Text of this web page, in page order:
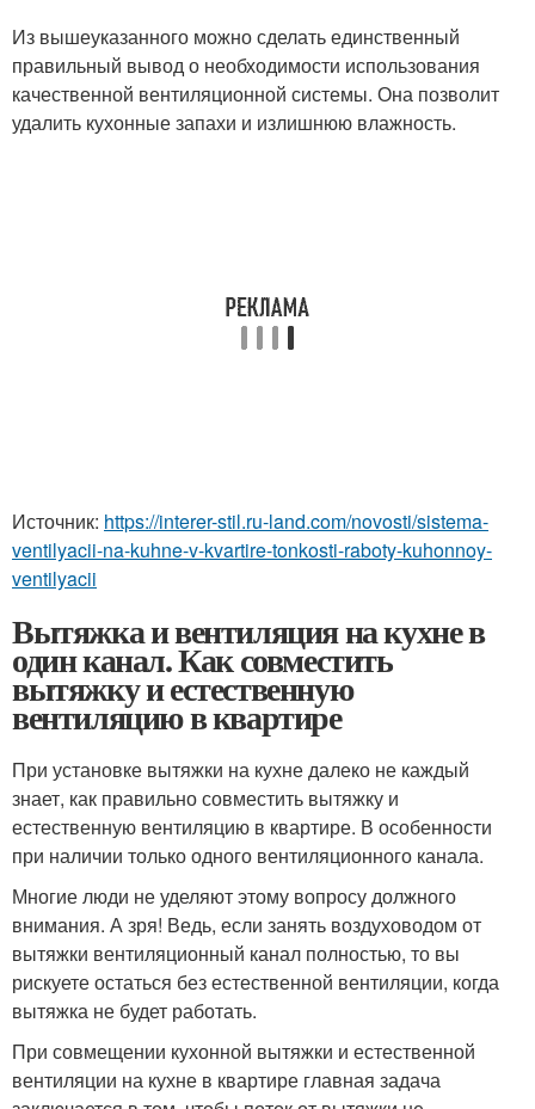
Из вышеуказанного можно сделать единственный
правильный вывод о необходимости использования
качественной вентиляционной системы. Она позволит
удалить кухонные запахи и излишнюю влажность.
Источник: https://interer-stil.ru-land.com/novosti/sistema-
ventilyacii-na-kuhne-v-kvartire-tonkosti-raboty-kuhonnoy-
ventilyacii
Вытяжка и вентиляция на кухне в
один канал. Как совместить
вытяжку и естественную
вентиляцию в квартире
При установке вытяжки на кухне далеко не каждый
знает, как правильно совместить вытяжку и
естественную вентиляцию в квартире. В особенности
при наличии только одного вентиляционного канала.
Многие люди не уделяют этому вопросу должного
внимания. А зря! Ведь, если занять воздуховодом от
вытяжки вентиляционный канал полностью, то вы
рискуете остаться без естественной вентиляции, когда
вытяжка не будет работать.
При совмещении кухонной вытяжки и естественной
вентиляции на кухне в квартире главная задача